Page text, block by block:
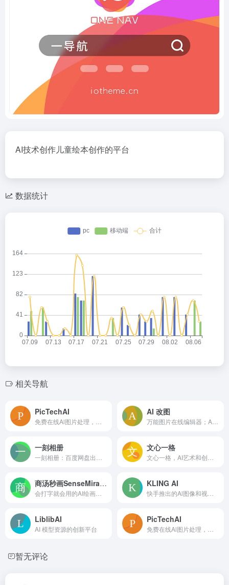
AI技术创作儿童绘本创作的平台
数据统计
相关导航
PicTechAI AI 改图
一刻相册 文心一格
商汤秒画SenseMirage KLING AI
LiblibAI
AI 模型资源的创新平台
PicTechAI
暂无评论